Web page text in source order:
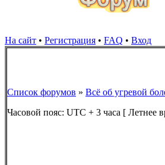
На сайт • Регистрация • FAQ • Вход
Список форумов » Всё об угревой
Часовой пояс: UTC + 3 часа [ Летнее